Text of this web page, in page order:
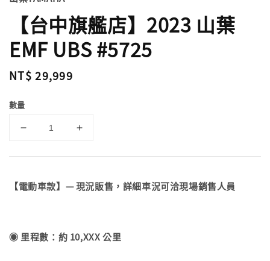
【台中旗艦店】2023 山葉
EMF UBS #5725
Regular
NT$ 29,999
數量
【電動車款】— 現況販售，詳細車況可洽現場銷售人員
◉ 里程數：約 10,XXX 公里